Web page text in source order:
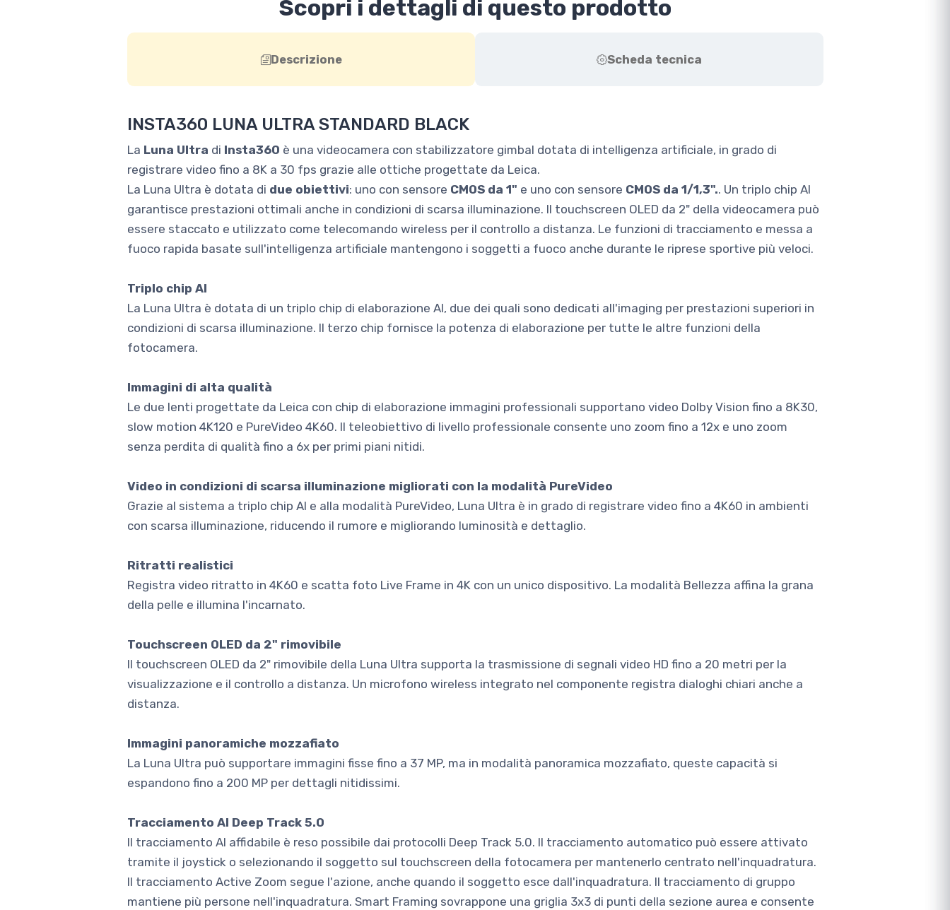
Scopri i dettagli di questo prodotto
Descrizione Scheda tecnica
INSTA360 LUNA ULTRA STANDARD BLACK
La Luna Ultra di Insta360 è una videocamera con stabilizzatore gimbal dotata di intelligenza artificiale, in grado di
registrare video fino a 8K a 30 fps grazie alle ottiche progettate da Leica.
La Luna Ultra è dotata di due obiettivi: uno con sensore CMOS da 1" e uno con sensore CMOS da 1/1,3".. Un triplo chip AI
garantisce prestazioni ottimali anche in condizioni di scarsa illuminazione. Il touchscreen OLED da 2" della videocamera può
essere staccato e utilizzato come telecomando wireless per il controllo a distanza. Le funzioni di tracciamento e messa a
fuoco rapida basate sull'intelligenza artificiale mantengono i soggetti a fuoco anche durante le riprese sportive più veloci.
Triplo chip AI
La Luna Ultra è dotata di un triplo chip di elaborazione AI, due dei quali sono dedicati all'imaging per prestazioni superiori in
condizioni di scarsa illuminazione. Il terzo chip fornisce la potenza di elaborazione per tutte le altre funzioni della
fotocamera.
Immagini di alta qualità
Le due lenti progettate da Leica con chip di elaborazione immagini professionali supportano video Dolby Vision fino a 8K30,
slow motion 4K120 e PureVideo 4K60. Il teleobiettivo di livello professionale consente uno zoom fino a 12x e uno zoom
senza perdita di qualità fino a 6x per primi piani nitidi.
Video in condizioni di scarsa illuminazione migliorati con la modalità PureVideo
Grazie al sistema a triplo chip AI e alla modalità PureVideo, Luna Ultra è in grado di registrare video fino a 4K60 in ambienti
con scarsa illuminazione, riducendo il rumore e migliorando luminosità e dettaglio.
Ritratti realistici
Registra video ritratto in 4K60 e scatta foto Live Frame in 4K con un unico dispositivo. La modalità Bellezza affina la grana
della pelle e illumina l'incarnato.
Touchscreen OLED da 2" rimovibile
Il touchscreen OLED da 2" rimovibile della Luna Ultra supporta la trasmissione di segnali video HD fino a 20 metri per la
visualizzazione e il controllo a distanza. Un microfono wireless integrato nel componente registra dialoghi chiari anche a
distanza.
Immagini panoramiche mozzafiato
La Luna Ultra può supportare immagini fisse fino a 37 MP, ma in modalità panoramica mozzafiato, queste capacità si
espandono fino a 200 MP per dettagli nitidissimi.
Tracciamento AI Deep Track 5.0
Il tracciamento AI affidabile è reso possibile dai protocolli Deep Track 5.0. Il tracciamento automatico può essere attivato
tramite il joystick o selezionando il soggetto sul touchscreen della fotocamera per mantenerlo centrato nell'inquadratura.
Il tracciamento Active Zoom segue l'azione, anche quando il soggetto esce dall'inquadratura. Il tracciamento di gruppo
mantiene più persone nell'inquadratura. Smart Framing sovrappone una griglia 3x3 di punti della sezione aurea e consente